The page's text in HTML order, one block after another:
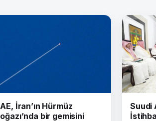
İran’ın Hürmüz
bir gemisini
Suudi